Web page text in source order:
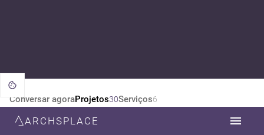
ARCHSPLACE
Conversar agoraProjetos30Serviços6
CATEGORIA